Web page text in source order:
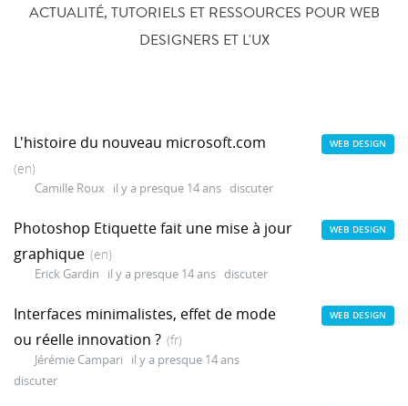
ACTUALITÉ, TUTORIELS ET RESSOURCES POUR WEB
DESIGNERS ET L'UX
L'histoire du nouveau microsoft.com
(en)
Camille Roux il y a presque 14 ans discuter
WEB DESIGN
Photoshop Etiquette fait une mise à jour
graphique (en)
Erick Gardin il y a presque 14 ans discuter
WEB DESIGN
Interfaces minimalistes, effet de mode
ou réelle innovation ? (fr)
Jérémie Campari
il y a presque 14 ans
discuter
WEB DESIGN